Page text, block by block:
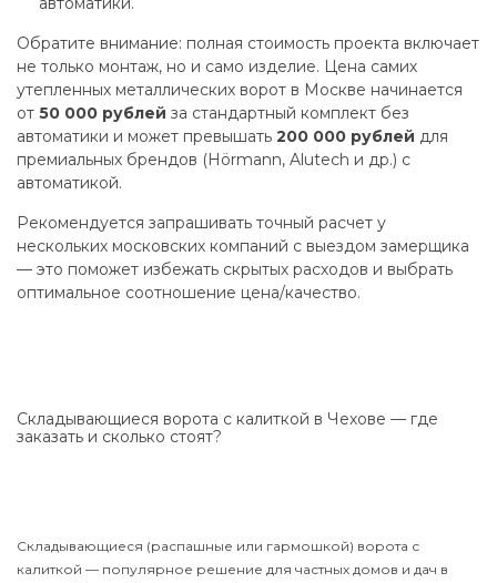
Обратите внимание: полная стоимость проекта включает
не только монтаж, но и само изделие. Цена самих
утепленных металлических ворот в Москве начинается
от 50 000 рублей за стандартный комплект без
автоматики и может превышать 200 000 рублей для
премиальных брендов (Hörmann, Alutech и др.) с
автоматикой.
Рекомендуется запрашивать точный расчет у
нескольких московских компаний с выездом замерщика
— это поможет избежать скрытых расходов и выбрать
оптимальное соотношение цена/качество.
Складывающиеся ворота с калиткой в Чехове — где
заказать и сколько стоят?
Складывающиеся (распашные или гармошкой) ворота с
калиткой — популярное решение для частных домов и дач в